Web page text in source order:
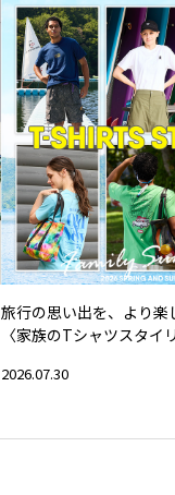
旅行の思い出を、より楽
〈家族のTシャツスタイ
2026.07.30